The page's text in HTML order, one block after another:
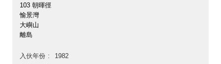
103 朝暉徑
愉景灣
大嶼山
離島
入伙年份
1982